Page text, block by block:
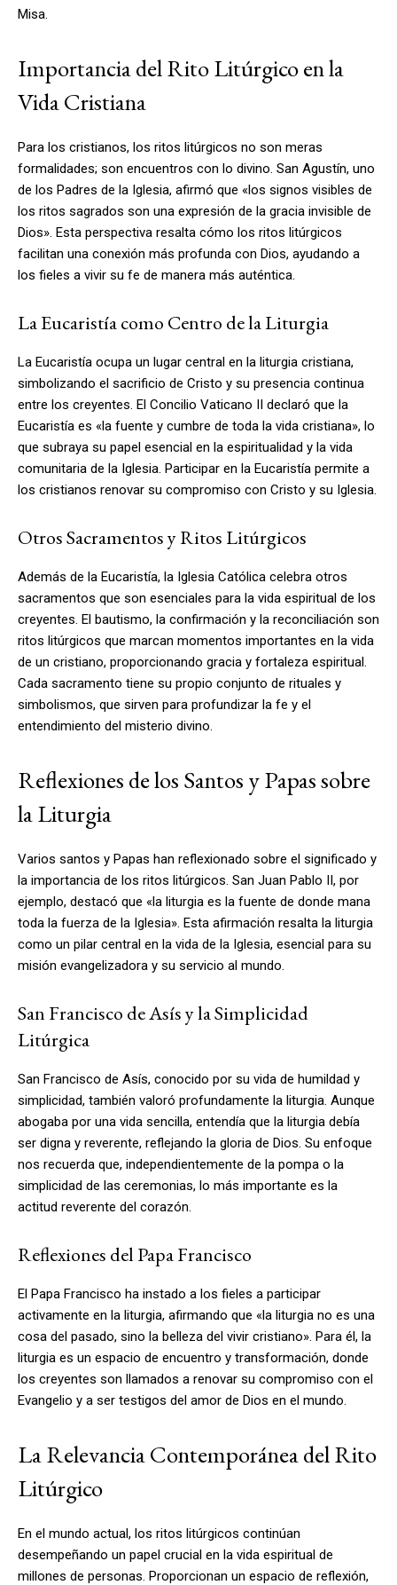
Misa.
Importancia del Rito Litúrgico en la
Vida Cristiana
Para los cristianos, los ritos litúrgicos no son meras
formalidades; son encuentros con lo divino. San Agustín, uno
de los Padres de la Iglesia, afirmó que «los signos visibles de
los ritos sagrados son una expresión de la gracia invisible de
Dios». Esta perspectiva resalta cómo los ritos litúrgicos
facilitan una conexión más profunda con Dios, ayudando a
los fieles a vivir su fe de manera más auténtica.
La Eucaristía como Centro de la Liturgia
La Eucaristía ocupa un lugar central en la liturgia cristiana,
simbolizando el sacrificio de Cristo y su presencia continua
entre los creyentes. El Concilio Vaticano II declaró que la
Eucaristía es «la fuente y cumbre de toda la vida cristiana», lo
que subraya su papel esencial en la espiritualidad y la vida
comunitaria de la Iglesia. Participar en la Eucaristía permite a
los cristianos renovar su compromiso con Cristo y su Iglesia.
Otros Sacramentos y Ritos Litúrgicos
Además de la Eucaristía, la Iglesia Católica celebra otros
sacramentos que son esenciales para la vida espiritual de los
creyentes. El bautismo, la confirmación y la reconciliación son
ritos litúrgicos que marcan momentos importantes en la vida
de un cristiano, proporcionando gracia y fortaleza espiritual.
Cada sacramento tiene su propio conjunto de rituales y
simbolismos, que sirven para profundizar la fe y el
entendimiento del misterio divino.
Reflexiones de los Santos y Papas sobre
la Liturgia
Varios santos y Papas han reflexionado sobre el significado y
la importancia de los ritos litúrgicos. San Juan Pablo II, por
ejemplo, destacó que «la liturgia es la fuente de donde mana
toda la fuerza de la Iglesia». Esta afirmación resalta la liturgia
como un pilar central en la vida de la Iglesia, esencial para su
misión evangelizadora y su servicio al mundo.
San Francisco de Asís y la Simplicidad
Litúrgica
San Francisco de Asís, conocido por su vida de humildad y
simplicidad, también valoró profundamente la liturgia. Aunque
abogaba por una vida sencilla, entendía que la liturgia debía
ser digna y reverente, reflejando la gloria de Dios. Su enfoque
nos recuerda que, independientemente de la pompa o la
simplicidad de las ceremonias, lo más importante es la
actitud reverente del corazón.
Reflexiones del Papa Francisco
El Papa Francisco ha instado a los fieles a participar
activamente en la liturgia, afirmando que «la liturgia no es una
cosa del pasado, sino la belleza del vivir cristiano». Para él, la
liturgia es un espacio de encuentro y transformación, donde
los creyentes son llamados a renovar su compromiso con el
Evangelio y a ser testigos del amor de Dios en el mundo.
La Relevancia Contemporánea del Rito
Litúrgico
En el mundo actual, los ritos litúrgicos continúan
desempeñando un papel crucial en la vida espiritual de
millones de personas. Proporcionan un espacio de reflexión,